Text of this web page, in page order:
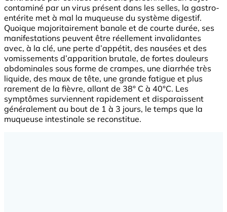
contaminé par un virus présent dans les selles, la gastro-
entérite met à mal la muqueuse du système digestif.
Quoique majoritairement banale et de courte durée, ses
manifestations peuvent être réellement invalidantes
avec, à la clé, une perte d’appétit, des nausées et des
vomissements d’apparition brutale, de fortes douleurs
abdominales sous forme de crampes, une diarrhée très
liquide, des maux de tête, une grande fatigue et plus
rarement de la fièvre, allant de 38° C à 40°C. Les
symptômes surviennent rapidement et disparaissent
généralement au bout de 1 à 3 jours, le temps que la
muqueuse intestinale se reconstitue.